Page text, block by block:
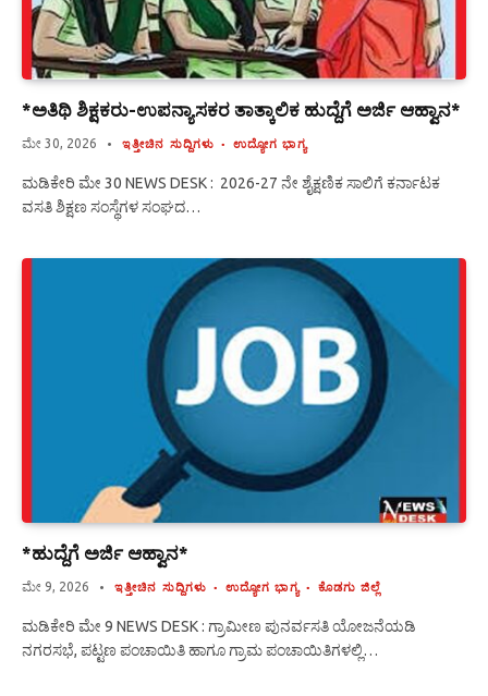
*ಅತಿಥಿ ಶಿಕ್ಷಕರು-ಉಪನ್ಯಾಸಕರ ತಾತ್ಕಾಲಿಕ ಹುದ್ದೆಗೆ ಅರ್ಜಿ ಆಹ್ವಾನ*
ಮೇ 30, 2026 ಇತ್ತೀಚಿನ ಸುದ್ದಿಗಳು ಉದ್ಯೋಗ ಭಾಗ್ಯ
ಮಡಿಕೇರಿ ಮೇ 30 NEWS DESK : 2026-27 ನೇ ಶೈಕ್ಷಣಿಕ ಸಾಲಿಗೆ ಕರ್ನಾಟಕ
ವಸತಿ ಶಿಕ್ಷಣ ಸಂಸ್ಥೆಗಳ ಸಂಘದ…
*ಹುದ್ದೆಗೆ ಅರ್ಜಿ ಆಹ್ವಾನ*
ಮೇ 9, 2026 ಇತ್ತೀಚಿನ ಸುದ್ದಿಗಳು ಉದ್ಯೋಗ ಭಾಗ್ಯ ಕೊಡಗು ಜಿಲ್ಲೆ
ಮಡಿಕೇರಿ ಮೇ 9 NEWS DESK : ಗ್ರಾಮೀಣ ಪುನರ್ವಸತಿ ಯೋಜನೆಯಡಿ
ನಗರಸಭೆ, ಪಟ್ಟಣ ಪಂಚಾಯಿತಿ ಹಾಗೂ ಗ್ರಾಮ ಪಂಚಾಯಿತಿಗಳಲ್ಲಿ…